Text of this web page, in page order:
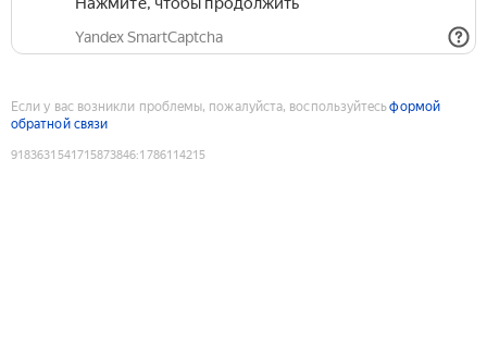
Yandex SmartCaptcha
Если у вас возникли проблемы, пожалуйста, воспользуйтесьформой
обратной связи
9183631541715873846:1786114215